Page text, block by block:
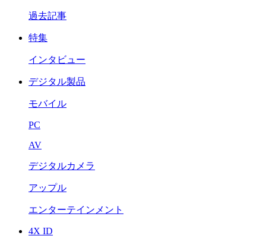
過去記事
特集
インタビュー
デジタル製品
モバイル
PC
AV
デジタルカメラ
アップル
エンターテインメント
4X ID